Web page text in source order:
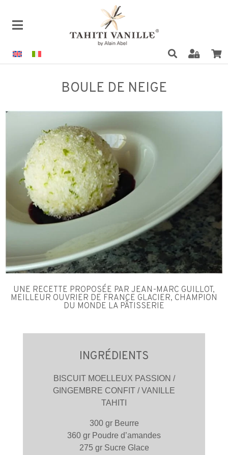
BOULE DE NEIGE
UNE RECETTE PROPOSÉE PAR JEAN-MARC GUILLOT,
MEILLEUR OUVRIER DE FRANCE GLACIER, CHAMPION
DU MONDE LA PÂTISSERIE
INGRÉDIENTS
BISCUIT MOELLEUX PASSION /
GINGEMBRE CONFIT / VANILLE
TAHITI
300 gr Beurre
360 gr Poudre d’amandes
275 gr Sucre Glace